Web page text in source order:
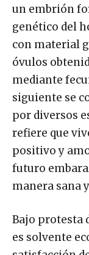
un embrión
genético del
con material
óvulos
mediante
siguiente se
por diversos
refiere que
positivo y
futuro
manera sana
Bajo protesta
es solvente